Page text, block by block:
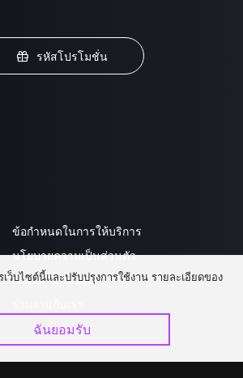
รหัสโปรโมชั่น
ข้อกำหนดในการให้บริการ
นโยบายความเป็นส่วนตัว
ส่งผลงานของคุณ
เว็บไซต์นี้และปรับปรุงการใช้งาน รายละเอียดของ
ฉันยอมรับ